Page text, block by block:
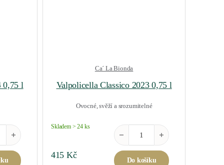
0,75 l
Serai 2024 0,75 l množství
Ca´ La Bionda
Valpolicella Classico 2023 0,75 l
Ovocné, svěží a srozumitelné
Skladem > 24 ks
415 Kč
Valpolicella Classico 2023 0,75 l
Do košíku